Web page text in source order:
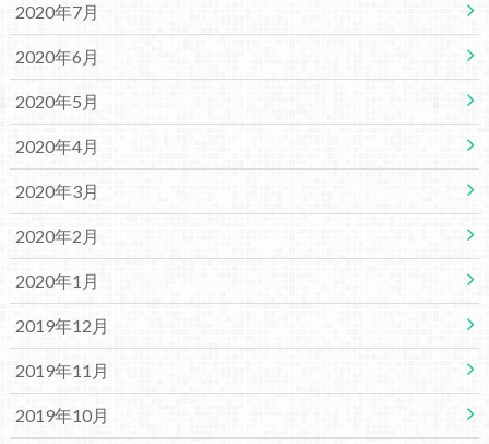
2020年7月
2020年6月
2020年5月
2020年4月
2020年3月
2020年2月
2020年1月
2019年12月
2019年11月
2019年10月